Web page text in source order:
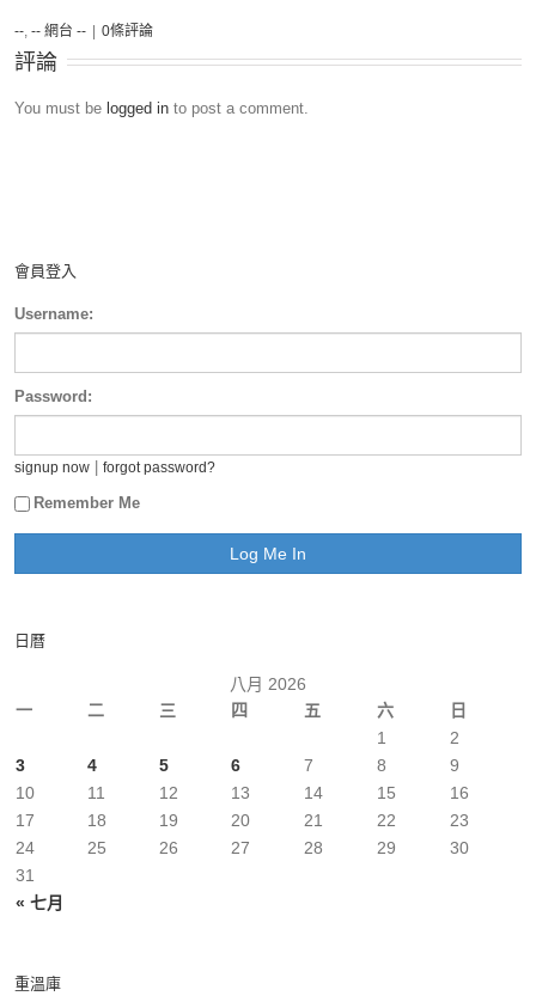
--, -- 網台 -- 0條評論
評論
You must be logged in to post a comment.
會員登入
Username:
Password:
signup now forgot password?
Remember Me
日曆
八月 2026
一
二 三 四 五 六 日
« 七月
1
2
3
4 5 6 7 8
9
10
11 12 13 14 15
16
17
18 19 20 21 22
23
24
25 26 27 28 29
30
31
重溫庫